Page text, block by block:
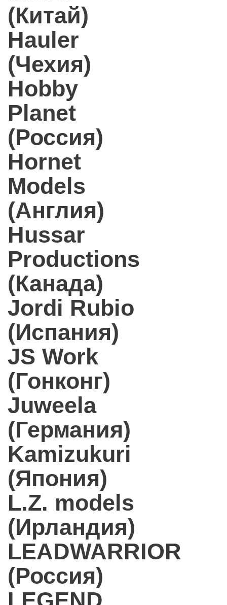
(Китай)
Hauler
(Чехия)
Hobby
Planet
(Россия)
Hornet
Models
(Англия)
Hussar
Productions
(Канада)
Jordi Rubio
(Испания)
JS Work
(Гонконг)
Juweela
(Германия)
Kamizukuri
(Япония)
L.Z. models
(Ирландия)
LEADWARRIOR
(Россия)
LEGEND